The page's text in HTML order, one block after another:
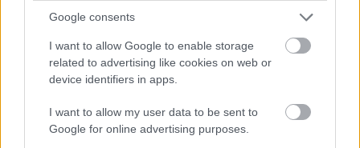
Google consents
I want to allow Google to enable storage
related to advertising like cookies on web or
device identifiers in apps.
I want to allow my user data to be sent to
Google for online advertising purposes.